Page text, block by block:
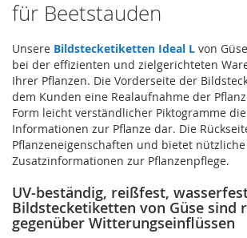
für Beetstauden
Unsere Bildstecketiketten Ideal L von
bei der effizienten und zielgerichteten
Ihrer Pflanzen. Die Vorderseite der
dem Kunden eine Realaufnahme der
Form leicht verständlicher Piktogramme
Informationen zur Pflanze dar. Die
Pflanzeneigenschaften und bietet nützliche
Zusatzinformationen zur Pflanzenpflege.
UV-beständig, reißfest,
Bildstecketiketten von Güse sind
gegenüber Witterungseinflüssen